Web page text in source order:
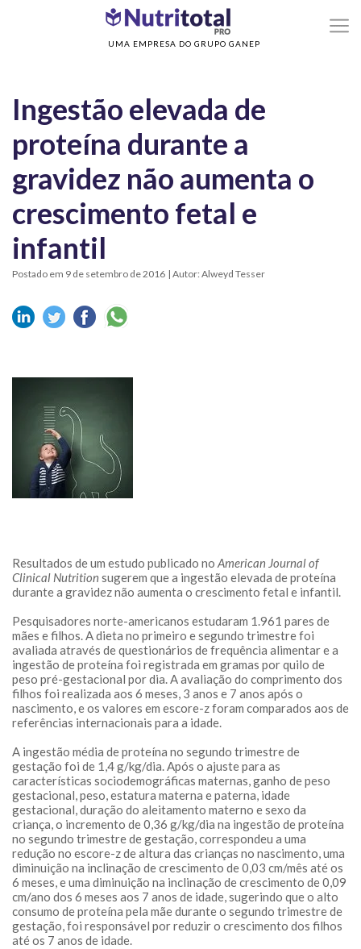
UMA EMPRESA DO GRUPO GANEP
Sem categoria> Ingestão elevada de proteína durante a gravidez não
aumenta o crescimento fetal e infantil
Ingestão elevada de
proteína durante a
gravidez não aumenta o
crescimento fetal e
infantil
Postado em 9 de setembro de 2016 | Autor: Alweyd Tesser
Resultados de um estudo publicado no American Journal of
Clinical Nutritionsugerem que a ingestão elevada de proteína
durante a gravidez não aumenta o crescimento fetal e infantil.
Pesquisadores norte-americanos estudaram 1.961 pares de
mães e filhos. A dieta no primeiro e segundo trimestre foi
avaliada através de questionários de frequência alimentar e a
ingestão de proteína foi registrada em gramas por quilo de
peso pré-gestacional por dia. A avaliação do comprimento dos
filhos foi realizada aos 6 meses, 3 anos e 7 anos após o
nascimento, e os valores em escore-z foram comparados aos de
referências internacionais para a idade.
A ingestão média de proteína no segundo trimestre de
gestação foi de 1,4 g/kg/dia. Após o ajuste para as
características sociodemográficas maternas, ganho de peso
gestacional, peso, estatura materna e paterna, idade
gestacional, duração do aleitamento materno e sexo da
criança, o incremento de 0,36 g/kg/dia na ingestão de proteína
no segundo trimestre de gestação, correspondeu a uma
redução no escore-z de altura das crianças no nascimento, uma
diminuição na inclinação de crescimento de 0,03 cm/mês até os
6 meses, e uma diminuição na inclinação de crescimento de 0,09
cm/ano dos 6 meses aos 7 anos de idade, sugerindo que o alto
consumo de proteína pela mãe durante o segundo trimestre de
gestação, foi responsável por reduzir o crescimento dos filhos
até os 7 anos de idade.